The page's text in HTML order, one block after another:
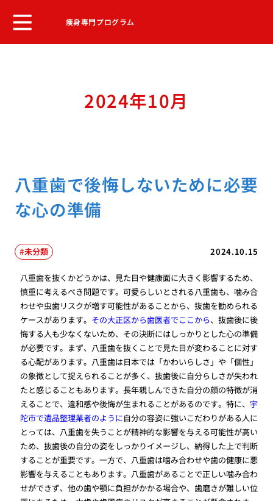
痩身専門プログラム
2024年10月
八重歯で後悔しないために必要
な心の準備
2024.10.15
未分類
八重歯を抜くかどうかは、見た目や健康面に大きく影響するため、
慎重に考えるべき問題です。可愛らしいとされる八重歯も、噛み合
わせや虫歯リスクが増す可能性があることから、抜歯を勧められる
ケースがあります。 その大正区から歯医者でここから、抜歯後に後
悔する人も少なくないため、その決断にはしっかりとした心の準備
が必要です。まず、八重歯を抜くことで見た目が変わることに対す
る心配があります。八重歯は日本では「かわいらしさ」や「個性」
の象徴として捉えられることが多く、抜歯後に自分らしさが失われ
たと感じることもあります。長年親しんできた自分の顔の特徴が消
えることで、違和感や後悔が生まれることがあるのです。特に、 宇
陀市で遺品整理業者のように自分の容姿に強いこだわりがある人に
とっては、八重歯を失うことが精神的な影響を与える可能性が高い
ため、抜歯後の自分の姿をしっかりイメージし、納得した上で判断
することが重要です。一方で、八重歯は噛み合わせや歯の健康に悪
影響を与えることもあります。八重歯があることで正しい噛み合わ
せができず、他の歯や顎に負担がかかる場合や、歯磨きが難しい位